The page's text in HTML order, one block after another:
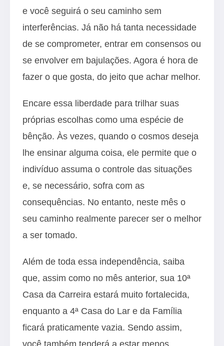
e você seguirá o seu caminho sem
interferências. Já não há tanta necessidade
de se comprometer, entrar em consensos ou
se envolver em bajulações. Agora é hora de
fazer o que gosta, do jeito que achar melhor.
Encare essa liberdade para trilhar suas
próprias escolhas como uma espécie de
bênção. Às vezes, quando o cosmos deseja
lhe ensinar alguma coisa, ele permite que o
indivíduo assuma o controle das situações
e, se necessário, sofra com as
consequências. No entanto, neste mês o
seu caminho realmente parecer ser o melhor
a ser tomado.
Além de toda essa independência, saiba
que, assim como no mês anterior, sua 10ª
Casa da Carreira estará muito fortalecida,
enquanto a 4ª Casa do Lar e da Família
ficará praticamente vazia. Sendo assim,
você também tenderá a estar menos